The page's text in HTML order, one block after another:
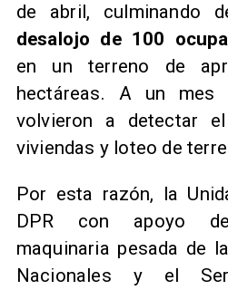
de abril, culminando
desalojo de 100
en un terreno de
hectáreas. A un mes
volvieron a detectar
viviendas y loteo de
Por esta razón, la
DPR con apoyo
maquinaria pesada de
Nacionales y el